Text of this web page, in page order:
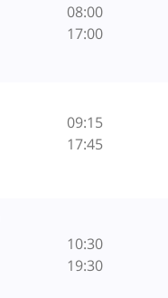
08:00
17:00
09:15
17:45
10:30
19:30